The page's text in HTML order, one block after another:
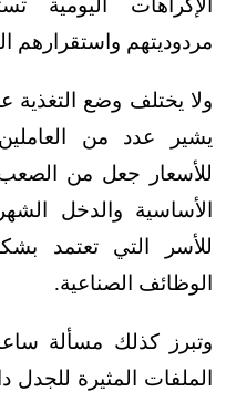
الإكراهات
مردوديتهم واستقرارهم
ولا يختلف وضع التغذية
يشير عدد من
للأسعار جعل من الصعب
الأساسية والدخل
للأسر التي تعتمد
الوظائف الصناعية.
وتبرز كذلك مسألة
الملفات المثيرة